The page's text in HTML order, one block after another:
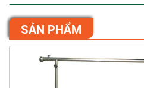
SẢN PHẨM